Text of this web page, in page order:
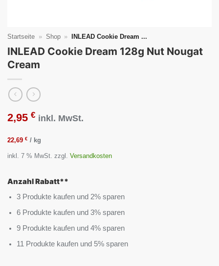
Startseite » Shop » INLEAD Cookie Dream ...
INLEAD Cookie Dream 128g Nut Nougat
Cream
2,95 € inkl. MwSt.
22,69 € / kg
inkl. 7 % MwSt. zzgl. Versandkosten
Anzahl Rabatt**
3 Produkte kaufen und 2% sparen
6 Produkte kaufen und 3% sparen
9 Produkte kaufen und 4% sparen
11 Produkte kaufen und 5% sparen